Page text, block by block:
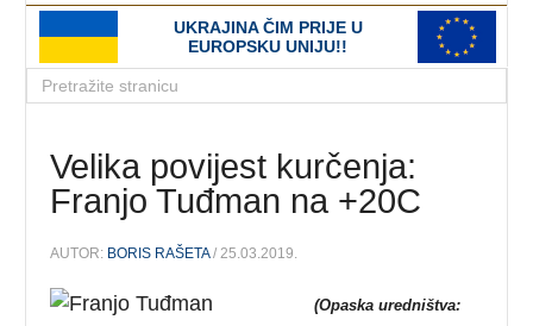
UKRAJINA ČIM PRIJE U
EUROPSKU UNIJU!!
Velika povijest kurčenja:
Franjo Tuđman na +20C
AUTOR: BORIS RAŠETA/ 25.03.2019.
(Opaska uredništva: